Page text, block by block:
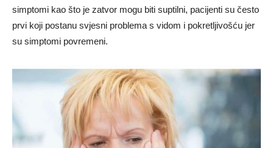
simptomi kao što je zatvor mogu biti suptilni, pacijenti su često
prvi koji postanu svjesni problema s vidom i pokretljivošću jer
su simptomi povremeni.